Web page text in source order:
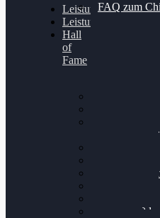
FAQ zum
Leistungsmessung
Leistungsprüfstand
Hall
of
Fame
Nissan GT-
V6
VW Passat
VW T6
BMW 120d